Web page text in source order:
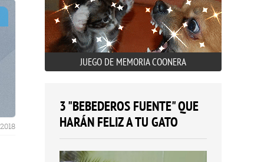
JUEGO DE MEMORIA COONERA
3 "BEBEDEROS FUENTE" QUE
HARÁN FELIZ A TU GATO